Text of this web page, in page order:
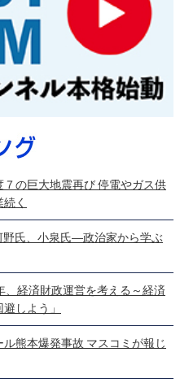
７の巨大地震再び 停電やガス供
く
野氏、小泉氏―政治家から学ぶ
、経済財政運営を考える～経済
しよう」
ル熊本爆発事故 マスコミが報じ